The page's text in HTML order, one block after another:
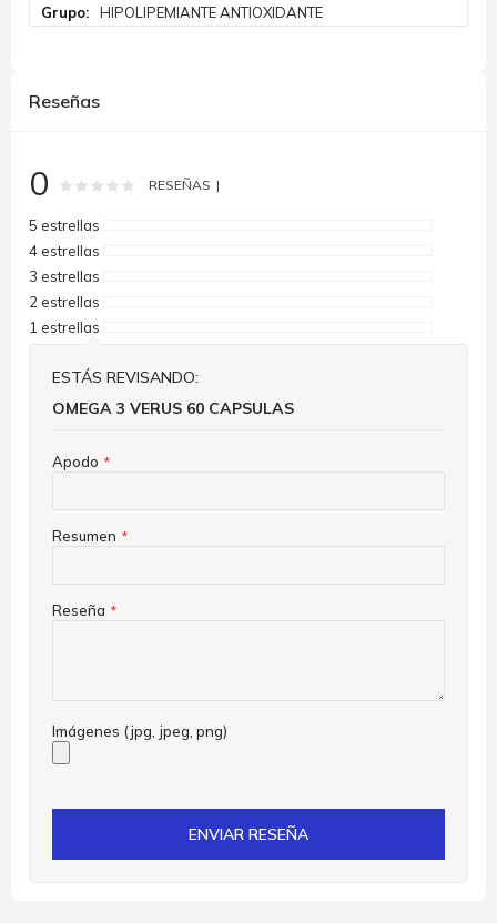
HIPOLIPEMIANTE ANTIOXIDANTE
Reseñas
0 Rating: % of100
RESEÑAS
5 estrellas
4 estrellas
3 estrellas
2 estrellas
1 estrellas
ESTÁS REVISANDO:
OMEGA 3 VERUS 60 CAPSULAS
Apodo
Resumen
Reseña
Imágenes (jpg, jpeg, png)
ENVIAR RESEÑA